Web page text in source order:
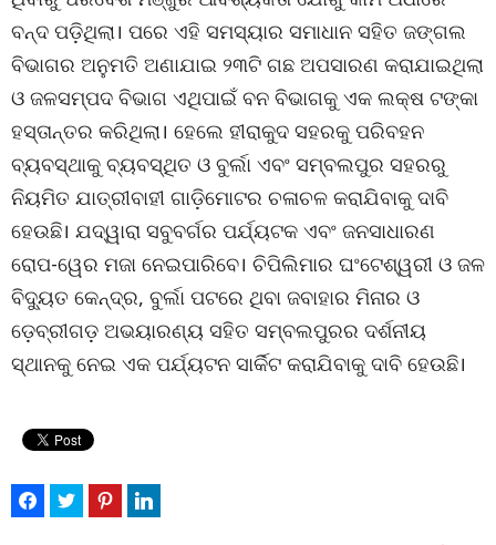
ବନ୍ଦ ପଡ଼ିଥିଲା। ପରେ ଏହି ସମସ୍ୟାର ସମାଧାନ ସହିତ ଜଙ୍ଗଲ
ବିଭାଗର ଅନୁମତି ଅଣାଯାଇ ୨୩ଟି ଗଛ ଅପସାରଣ କରାଯାଇଥିଲା
ଓ ଜଳସମ୍ପଦ ବିଭାଗ ଏଥିପାଇଁ ବନ ବିଭାଗକୁ ଏକ ଲକ୍ଷ ଟଙ୍କା
ହସ୍ତାନ୍ତର କରିଥିଲା। ହେଲେ ହୀରାକୁଦ ସହରକୁ ପରିବହନ
ବ୍ୟବସ୍ଥାକୁ ବ୍ୟବସ୍ଥିତ ଓ ବୁର୍ଲା ଏବଂ ସମ୍ବଲପୁର ସହରରୁ
ନିୟମିତ ଯାତ୍ରୀବାହୀ ଗାଡ଼ିମୋଟର ଚଳାଚଳ କରାଯିବାକୁ ଦାବି
ହେଉଛି। ଯଦ୍ୱାରା ସବୁବର୍ଗର ପର୍ଯ୍ୟଟକ ଏବଂ ଜନସାଧାରଣ
ରୋପ-ୱେର ମଜା ନେଇପାରିବେ। ଚିପିଲିମାର ଘଂଟେଶ୍ୱରୀ ଓ ଜଳ
ବିଦ୍ୟୁତ କେନ୍ଦ୍ର, ବୁର୍ଲା ପଟରେ ଥିବା ଜବାହାର ମିନାର ଓ
ଡ଼େବ୍ରୀଗଡ଼ ଅଭୟାରଣ୍ୟ ସହିତ ସମ୍ବଲପୁରର ଦର୍ଶନୀୟ
ସ୍ଥାନକୁ ନେଇ ଏକ ପର୍ଯ୍ୟଟନ ସାର୍କିଟ କରାଯିବାକୁ ଦାବି ହେଉଛି।